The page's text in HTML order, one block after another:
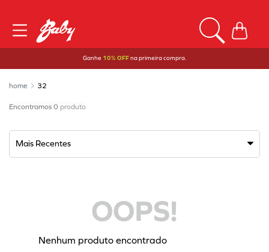
Ganhe 10% OFFna primeira compra.
32
0 produto
Mais Recentes
OOPS!
Nenhum produto encontrado